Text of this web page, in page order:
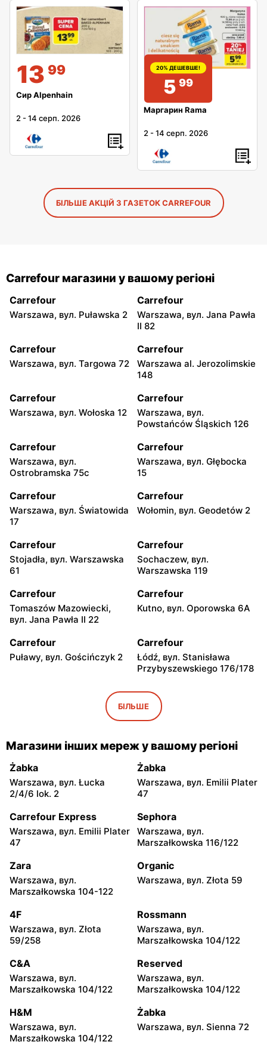
13 99
Сир Alpenhain
2 -14 серп. 2026
20% ДЕШЕВШЕ!
5 99
Маргарин Rama
2 -14 серп. 2026
БІЛЬШЕ АКЦІЙ З ГАЗЕТОК CARREFOUR
Carrefour магазини у вашому регіоні
Carrefour
Warszawa, вул. Puławska 2
Carrefour
Warszawa, вул. Jana Pawła
II 82
Carrefour
Warszawa, вул. Targowa 72
Carrefour
Warszawa al. Jerozolimskie
148
Carrefour
Warszawa, вул. Wołoska 12
Carrefour
Warszawa, вул.
Powstańców Śląskich 126
Carrefour
Warszawa, вул.
Ostrobramska 75c
Carrefour
Warszawa, вул. Głębocka
15
Carrefour
Warszawa, вул. Światowida
17
Carrefour
Wołomin, вул. Geodetów 2
Carrefour
Stojadła, вул. Warszawska
61
Carrefour
Sochaczew, вул.
Warszawska 119
Carrefour
Tomaszów Mazowiecki,
вул. Jana Pawła II 22
Carrefour
Kutno, вул. Oporowska 6A
Carrefour
Puławy, вул. Gościńczyk 2
Carrefour
Łódź, вул. Stanisława
Przybyszewskiego 176/178
Łódź, вул. Kolumny 6/36
Carrefour
Łódź al. Ks. Bp. Władysława
Bandurskiego 49
Carrefour Carrefour
Pabianice, вул. Popławska
4/20
Carrefour
Juliusza Słowackiego 123
Carrefour
Sobieskiego 9
Carrefour
вул. Adama Mickiewicza 30
Carrefour
Carrefour
20
Carrefour
Witosa 6
Carrefour
28
Carrefour
Krasickiego 1 b
Carrefour
20
Carrefour
63a
Carrefour Carrefour
БІЛЬШЕ
Магазини інших мереж у вашому регіоні
Żabka
Warszawa, вул. Łucka
2/4/6 lok. 2
Żabka
Warszawa, вул. Emilii Plater
47
Carrefour Express
Warszawa, вул. Emilii Plater
47
Sephora
Warszawa, вул.
Marszałkowska 116/122
Zara
Warszawa, вул.
Marszałkowska 104-122
Organic
Warszawa, вул. Złota 59
4F
Warszawa, вул. Złota
59/258
Rossmann
Warszawa, вул.
Marszałkowska 104/122
C&A
Warszawa, вул.
Marszałkowska 104/122
Reserved
Warszawa, вул.
Marszałkowska 104/122
H&M
Warszawa, вул.
Marszałkowska 104/122
Żabka
Warszawa, вул. Sienna 72